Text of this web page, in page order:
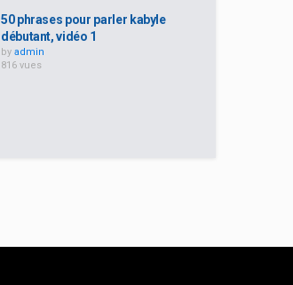
50 phrases pour parler kabyle
débutant, vidéo 1
by admin
816 vues